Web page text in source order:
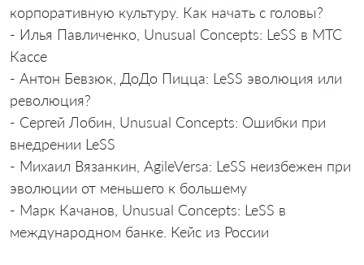
корпоративную культуру. Как начать с головы?
- Илья Павличенко, Unusual Concepts: LeSS в МТС
Кассе
- Антон Бевзюк, ДоДо Пицца: LeSS эволюция или
революция?
- Сергей Лобин, Unusual Concepts: Ошибки при
внедрении LeSS
- Михаил Вязанкин, AgileVersa: LeSS неизбежен при
эволюции от меньшего к большему
- Марк Качанов, Unusual Concepts: LeSS в
международном банке. Кейс из России